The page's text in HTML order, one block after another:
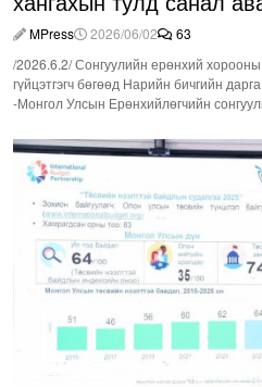
нэвтрүүлэх шаардлагатай
MPress 2026/06/02
63
/2026.6.2/ Сонгуулийн ерөнхий
гүйцэтгэгч бөгөөд Нарийн бичгийн
-Монгол Улсын Ерөнхийлөгчийн